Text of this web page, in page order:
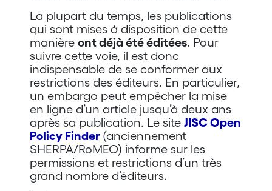
La plupart du temps, les publications
qui sont mises à disposition de cette
manière ont déjà été éditées. Pour
suivre cette voie, il est donc
indispensable de se conformer aux
restrictions des éditeurs. En particulier,
un embargo peut empêcher la mise
en ligne d’un article jusqu’à deux ans
après sa publication. Le site JISC Open
Policy Finder (anciennement
SHERPA/RoMEO) informe sur les
permissions et restrictions d’un très
grand nombre d’éditeurs.